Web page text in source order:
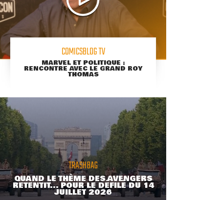
COMICSBLOG TV
MARVEL ET POLITIQUE :
RENCONTRE AVEC LE GRAND ROY
THOMAS
TRASHBAG
QUAND LE THÈME DES AVENGERS
RETENTIT... POUR LE DÉFILÉ DU 14
JUILLET 2026